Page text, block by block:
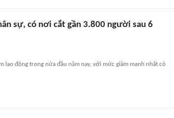
sự, có nơi cắt gần 3.800 người sau 6
lao động trong nửa đầu năm nay, với mức giảm mạnh nhất có